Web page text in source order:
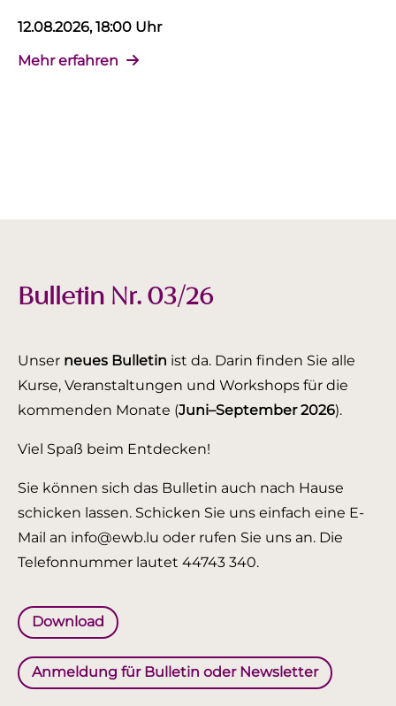
12.08.2026, 18:00 Uhr
Mehr erfahren
Bulletin Nr. 03/26
Unser neues Bulletin ist da. Darin finden Sie alle
Kurse, Veranstaltungen und Workshops für die
kommenden Monate (Juni–September 2026).
Viel Spaß beim Entdecken!
Sie können sich das Bulletin auch nach Hause
schicken lassen. Schicken Sie uns einfach eine E-
Mail an info@ewb.lu oder rufen Sie uns an. Die
Telefonnummer lautet 44743 340.
Download
Anmeldung für Bulletin oder Newsletter